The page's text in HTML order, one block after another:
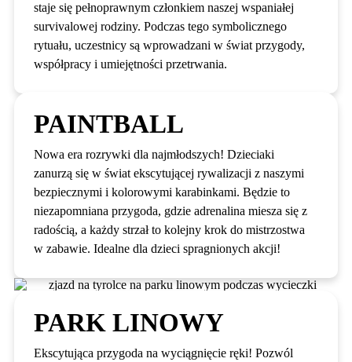
staje się pełnoprawnym członkiem naszej wspaniałej
survivalowej rodziny. Podczas tego symbolicznego
rytuału, uczestnicy są wprowadzani w świat przygody,
współpracy i umiejętności przetrwania.
PAINTBALL
Nowa era rozrywki dla najmłodszych! Dzieciaki
zanurzą się w świat ekscytującej rywalizacji z naszymi
bezpiecznymi i kolorowymi karabinkami. Będzie to
niezapomniana przygoda, gdzie adrenalina miesza się z
radością, a każdy strzał to kolejny krok do mistrzostwa
w zabawie. Idealne dla dzieci spragnionych akcji!
PARK LINOWY
Ekscytująca przygoda na wyciągnięcie ręki! Pozwól